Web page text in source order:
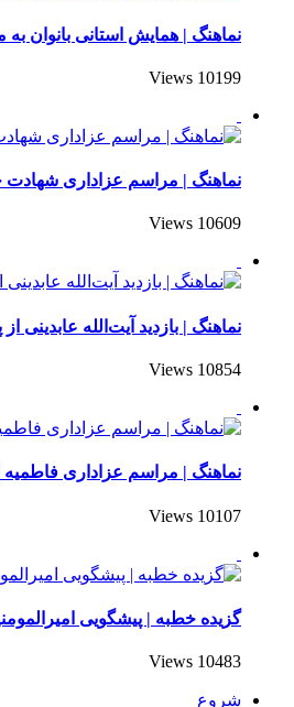
نماهنگ | همایش استانی
10199 Views
نماهنگ | مراسم عزاداری
10609 Views
نماهنگ | بازدید آیت‌الله
10854 Views
نماهنگ | مراسم عزاداری فاطمیه
10107 Views
گزیده خطبه | پیشگویی
10483 Views
شروع